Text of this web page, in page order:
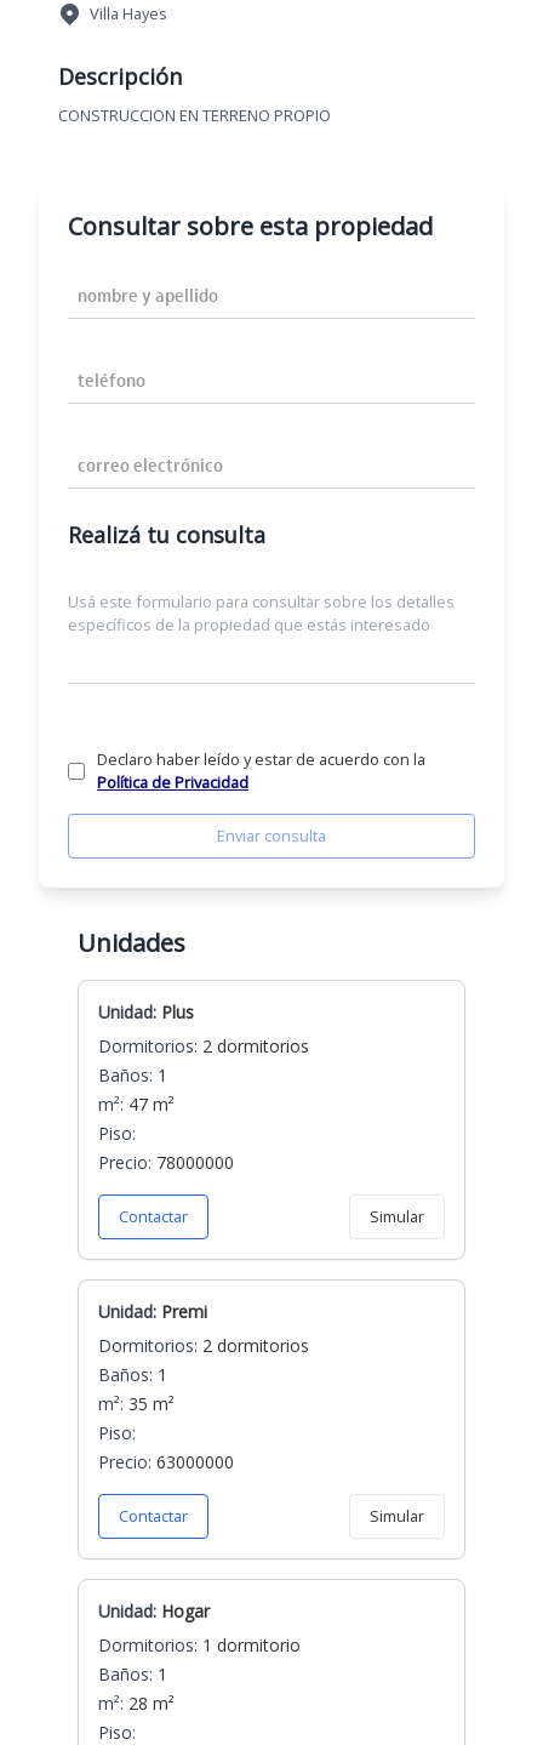
Villa Hayes
Descripción
CONSTRUCCION EN TERRENO PROPIO
Consultar sobre esta propiedad
Realizá tu consulta
Declaro haber leído y estar de acuerdo con la
Política de Privacidad
Enviar consulta
Unidades
Unidad: Plus
Dormitorios: 2 dormitorios
Baños: 1
m²: 47 m²
Piso:
Precio: 78000000
Contactar Simular
Unidad: Premi
Dormitorios: 2 dormitorios
Baños: 1
m²: 35 m²
Piso:
Precio: 63000000
Contactar Simular
Unidad: Hogar
Dormitorios: 1 dormitorio
Baños: 1
m²: 28 m²
Piso: